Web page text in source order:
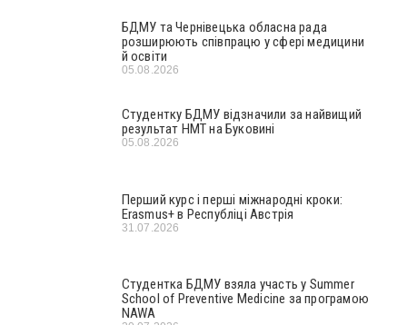
БДМУ та Чернівецька обласна рада
розширюють співпрацю у сфері медицини
й освіти
05.08.2026
Студентку БДМУ відзначили за найвищий
результат НМТ на Буковині
05.08.2026
Перший курс і перші міжнародні кроки:
Erasmus+ в Республіці Австрія
31.07.2026
Студентка БДМУ взяла участь у Summer
School of Preventive Medicine за програмою
NAWA